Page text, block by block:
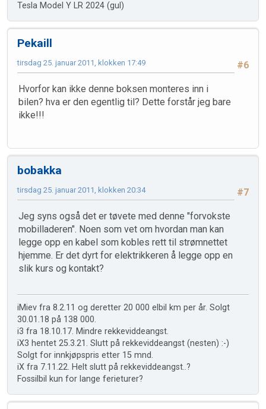
Tesla Model Y LR 2024 (gul)
Pekaill
#6
tirsdag 25. januar 2011, klokken 17:49
Hvorfor kan ikke denne boksen monteres inn i
bilen? hva er den egentlig til? Dette forstår jeg bare
ikke!!!
bobakka
#7
tirsdag 25. januar 2011, klokken 20:34
Jeg syns også det er tøvete med denne "forvokste
mobilladeren". Noen som vet om hvordan man kan
legge opp en kabel som kobles rett til strømnettet
hjemme. Er det dyrt for elektrikkeren å legge opp en
slik kurs og kontakt?
iMiev fra 8.2.11 og deretter 20 000 elbil km per år. Solgt
30.01.18 på 138 000.
i3 fra 18.10.17. Mindre rekkeviddeangst.
iX3 hentet 25.3.21. Slutt på rekkeviddeangst (nesten) :-)
Solgt for innkjøpspris etter 15 mnd.
iX fra 7.11.22. Helt slutt på rekkeviddeangst..?
Fossilbil kun for lange ferieturer?